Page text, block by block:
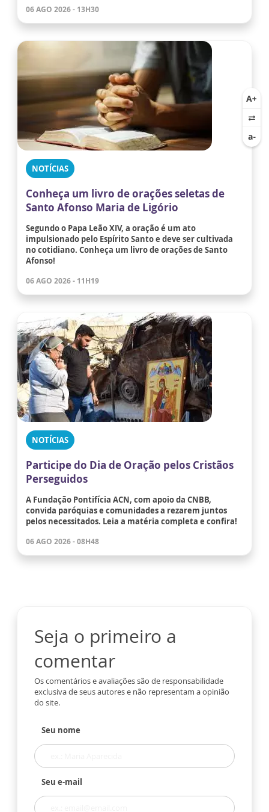
06 AGO 2026 - 13H30
NOTÍCIAS
Conheça um livro de orações seletas de
Santo Afonso Maria de Ligório
Segundo o Papa Leão XIV, a oração é um ato
impulsionado pelo Espírito Santo e deve ser cultivada
no cotidiano. Conheça um livro de orações de Santo
Afonso!
06 AGO 2026 - 11H19
NOTÍCIAS
Participe do Dia de Oração pelos Cristãos
Perseguidos
A Fundação Pontifícia ACN, com apoio da CNBB,
convida paróquias e comunidades a rezarem juntos
pelos necessitados. Leia a matéria completa e confira!
06 AGO 2026 - 08H48
Seja o primeiro a
comentar
Os comentários e avaliações são de responsabilidade
exclusiva de seus autores e não representam a opinião
do site.
Seu nome
Seu e-mail